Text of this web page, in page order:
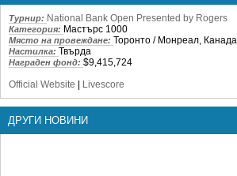
Турнир: National Bank Open Presented by Rogers
Категория: Мастърс 1000
Място на провеждане: Торонто / Монреал, Канада
Настилка: Твърда
Награден фонд: $9,415,724
Official Website | Livescore
ДРУГИ НОВИНИ